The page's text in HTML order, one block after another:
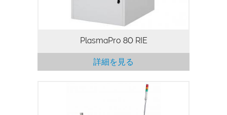
電極冷却および優れた基板温度の制御によ
り、高性能プロセスを実現します。
PlasmaPro 80 RIE
詳細を見る
PlasmaPro 100 PECVD システムは、屈
折率、応力、電気特性、ウェットケミカル